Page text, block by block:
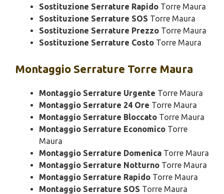
Sostituzione Serrature Rapido Torre Maura
Sostituzione Serrature SOS Torre Maura
Sostituzione Serrature Prezzo Torre Maura
Sostituzione Serrature Costo Torre Maura
Montaggio Serrature Torre Maura
Montaggio Serrature Urgente Torre Maura
Montaggio Serrature 24 Ore Torre Maura
Montaggio Serrature Bloccato Torre Maura
Montaggio Serrature Economico Torre
Maura
Montaggio Serrature Domenica Torre Maura
Montaggio Serrature Notturno Torre Maura
Montaggio Serrature Rapido Torre Maura
Montaggio Serrature SOS Torre Maura